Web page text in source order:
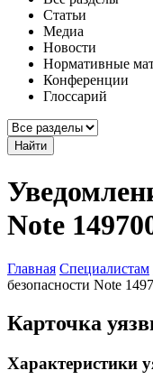
Статьи
Медиа
Новости
Нормативные
Конференции
Глоссарий
Найти
Note
Главная Специалистам
безопасности Note
Карточка
Характеристики